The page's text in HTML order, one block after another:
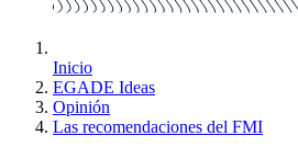
Inicio
EGADE Ideas
Opinión
Las recomendaciones del FMI